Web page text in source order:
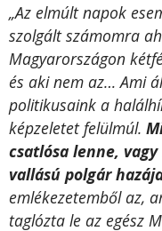
„Az elmúlt napok
szolgált számomra
Magyarországon
és aki nem az… Ami
politikusaink a
képzeletet felülmúl.
csatlósa lenne,
vallású polgár
emlékezetemből az,
taglózta le az egész